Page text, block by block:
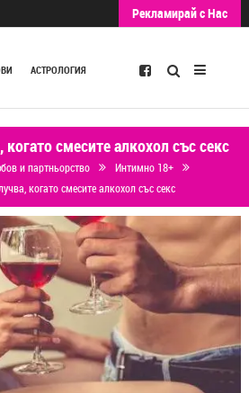
Рекламирай с Нас
АСТРОЛОГИЯ Търсене
когато смесите алкохол със секс
и партньорство
Интимно 18+
когато смесите алкохол със секс